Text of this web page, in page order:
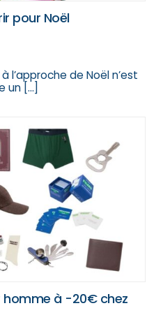
pour Noël
l’approche de Noël n’est
un […]
homme à -20€ chez